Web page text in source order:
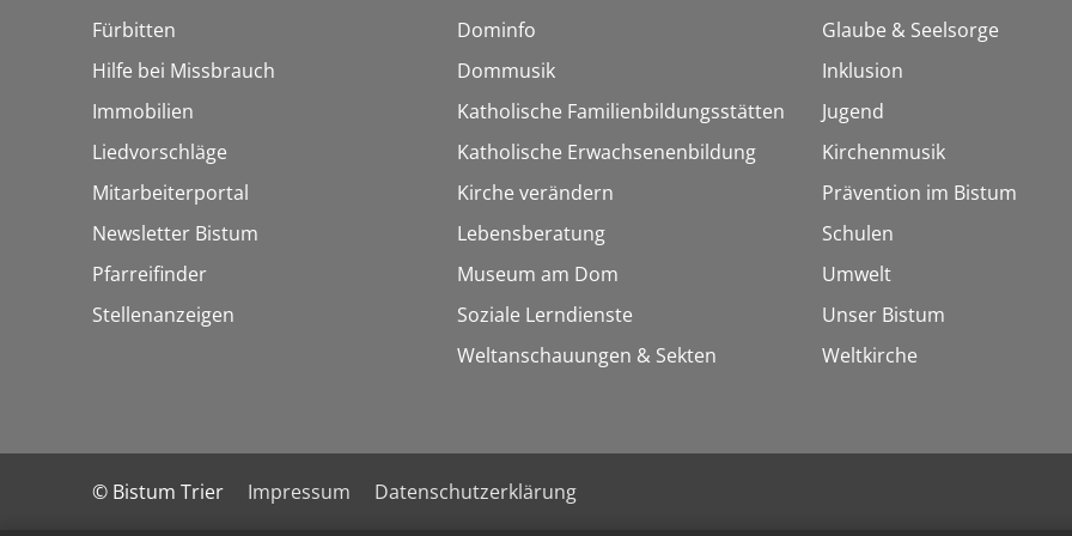
Fürbitten
Hilfe bei Missbrauch
Immobilien
Liedvorschläge
Mitarbeiterportal
Newsletter Bistum
Pfarreifinder
Stellenanzeigen
Dominfo
Dommusik
Katholische Familienbildungsstätten
Katholische Erwachsenenbildung
Kirche verändern
Lebensberatung
Museum am Dom
Soziale Lerndienste
Weltanschauungen & Sekten
Glaube & Seelsorge
Inklusion
Jugend
Kirchenmusik
Prävention im Bistum
Schulen
Umwelt
Unser Bistum
Weltkirche
© Bistum Trier Impressum Datenschutzerklärung